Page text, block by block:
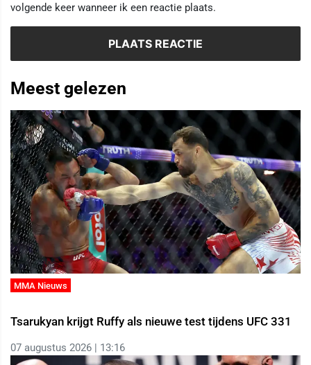
volgende keer wanneer ik een reactie plaats.
Meest gelezen
MMA Nieuws
Tsarukyan krijgt Ruffy als nieuwe test tijdens UFC 331
07 augustus 2026 | 13:16